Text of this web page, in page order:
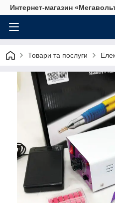
Интернет-магазин
Товари та послуги